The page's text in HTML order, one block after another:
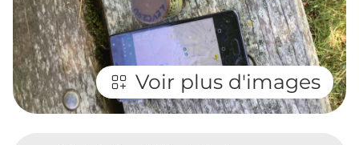
Voir plus d'images